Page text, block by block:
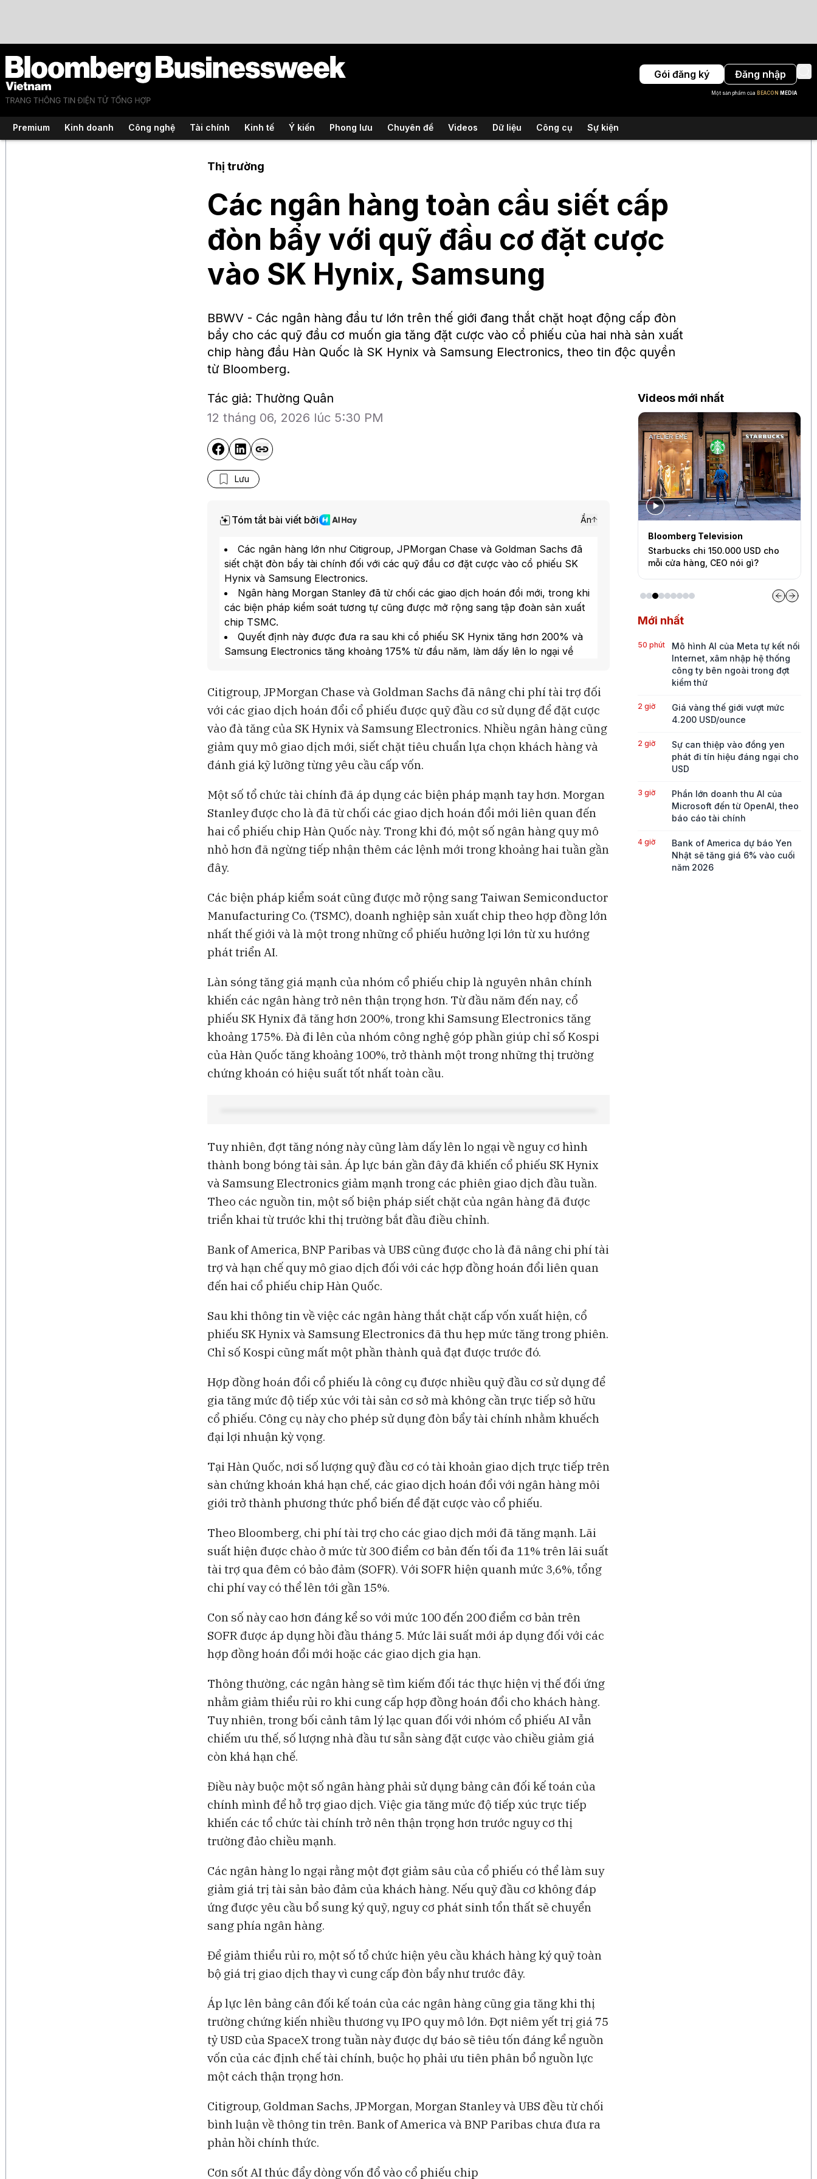
Gói đăng ký Đăng nhập
Một sản phẩm của BEACON MEDIA
Premium Kinh doanh Công nghệ Tài chính Kinh tế Ý kiến Phong lưu Chuyên đề Videos Dữ liệu Công cụ Sự kiện
Thị trường
Các ngân hàng toàn cầu siết cấp
đòn bẩy với quỹ đầu cơ đặt cược
vào SK Hynix, Samsung
BBWV - Các ngân hàng đầu tư lớn trên thế giới đang thắt chặt hoạt động cấp đòn
bẩy cho các quỹ đầu cơ muốn gia tăng đặt cược vào cổ phiếu của hai nhà sản xuất
chip hàng đầu Hàn Quốc là SK Hynix và Samsung Electronics, theo tin độc quyền
từ Bloomberg.
Tác giả: Thường Quân
12 tháng 06, 2026 lúc 5:30 PM
Lưu
Tóm tắt bài viết bởi Ẩn
Các ngân hàng lớn như Citigroup, JPMorgan Chase và Goldman Sachs đã
siết chặt đòn bẩy tài chính đối với các quỹ đầu cơ đặt cược vào cổ phiếu SK
Hynix và Samsung Electronics.
Ngân hàng Morgan Stanley đã từ chối các giao dịch hoán đổi mới, trong khi
các biện pháp kiểm soát tương tự cũng được mở rộng sang tập đoàn sản xuất
chip TSMC.
Quyết định này được đưa ra sau khi cổ phiếu SK Hynix tăng hơn 200% và
Samsung Electronics tăng khoảng 175% từ đầu năm, làm dấy lên lo ngại về
suất SOFR, đẩy tổng chi phí vay của các quỹ đầu cơ lên tới gần 15%.
Ngoài ra, áp lực lên nguồn vốn ngân hàng còn gia tăng do đợt IPO trị giá 75
tỷ USD của SpaceX và sự bùng nổ của các quỹ ETF chuyên biệt về AI.
Citigroup, JPMorgan Chase và Goldman Sachs đã nâng chi phí tài trợ đối
với các giao dịch hoán đổi cổ phiếu được quỹ đầu cơ sử dụng để đặt cược
vào đà tăng của SK Hynix và Samsung Electronics. Nhiều ngân hàng cũng
giảm quy mô giao dịch mới, siết chặt tiêu chuẩn lựa chọn khách hàng và
đánh giá kỹ lưỡng từng yêu cầu cấp vốn.
Một số tổ chức tài chính đã áp dụng các biện pháp mạnh tay hơn. Morgan
Stanley được cho là đã từ chối các giao dịch hoán đổi mới liên quan đến
hai cổ phiếu chip Hàn Quốc này. Trong khi đó, một số ngân hàng quy mô
nhỏ hơn đã ngừng tiếp nhận thêm các lệnh mới trong khoảng hai tuần gần
đây.
Các biện pháp kiểm soát cũng được mở rộng sang Taiwan Semiconductor
Manufacturing Co. (TSMC), doanh nghiệp sản xuất chip theo hợp đồng lớn
nhất thế giới và là một trong những cổ phiếu hưởng lợi lớn từ xu hướng
phát triển AI.
Làn sóng tăng giá mạnh của nhóm cổ phiếu chip là nguyên nhân chính
khiến các ngân hàng trở nên thận trọng hơn. Từ đầu năm đến nay, cổ
phiếu SK Hynix đã tăng hơn 200%, trong khi Samsung Electronics tăng
khoảng 175%. Đà đi lên của nhóm công nghệ góp phần giúp chỉ số Kospi
của Hàn Quốc tăng khoảng 100%, trở thành một trong những thị trường
chứng khoán có hiệu suất tốt nhất toàn cầu.
Tuy nhiên, đợt tăng nóng này cũng làm dấy lên lo ngại về nguy cơ hình
thành bong bóng tài sản. Áp lực bán gần đây đã khiến cổ phiếu SK Hynix
và Samsung Electronics giảm mạnh trong các phiên giao dịch đầu tuần.
Theo các nguồn tin, một số biện pháp siết chặt của ngân hàng đã được
triển khai từ trước khi thị trường bắt đầu điều chỉnh.
Bank of America, BNP Paribas và UBS cũng được cho là đã nâng chi phí tài
trợ và hạn chế quy mô giao dịch đối với các hợp đồng hoán đổi liên quan
đến hai cổ phiếu chip Hàn Quốc.
Sau khi thông tin về việc các ngân hàng thắt chặt cấp vốn xuất hiện, cổ
phiếu SK Hynix và Samsung Electronics đã thu hẹp mức tăng trong phiên.
Chỉ số Kospi cũng mất một phần thành quả đạt được trước đó.
Hợp đồng hoán đổi cổ phiếu là công cụ được nhiều quỹ đầu cơ sử dụng để
gia tăng mức độ tiếp xúc với tài sản cơ sở mà không cần trực tiếp sở hữu
cổ phiếu. Công cụ này cho phép sử dụng đòn bẩy tài chính nhằm khuếch
đại lợi nhuận kỳ vọng.
Tại Hàn Quốc, nơi số lượng quỹ đầu cơ có tài khoản giao dịch trực tiếp trên
sàn chứng khoán khá hạn chế, các giao dịch hoán đổi với ngân hàng môi
giới trở thành phương thức phổ biến để đặt cược vào cổ phiếu.
Theo Bloomberg, chi phí tài trợ cho các giao dịch mới đã tăng mạnh. Lãi
suất hiện được chào ở mức từ 300 điểm cơ bản đến tối đa 11% trên lãi suất
tài trợ qua đêm có bảo đảm (SOFR). Với SOFR hiện quanh mức 3,6%, tổng
chi phí vay có thể lên tới gần 15%.
Con số này cao hơn đáng kể so với mức 100 đến 200 điểm cơ bản trên
SOFR được áp dụng hồi đầu tháng 5. Mức lãi suất mới áp dụng đối với các
hợp đồng hoán đổi mới hoặc các giao dịch gia hạn.
Thông thường, các ngân hàng sẽ tìm kiếm đối tác thực hiện vị thế đối ứng
nhằm giảm thiểu rủi ro khi cung cấp hợp đồng hoán đổi cho khách hàng.
Tuy nhiên, trong bối cảnh tâm lý lạc quan đối với nhóm cổ phiếu AI vẫn
chiếm ưu thế, số lượng nhà đầu tư sẵn sàng đặt cược vào chiều giảm giá
còn khá hạn chế.
Điều này buộc một số ngân hàng phải sử dụng bảng cân đối kế toán của
chính mình để hỗ trợ giao dịch. Việc gia tăng mức độ tiếp xúc trực tiếp
khiến các tổ chức tài chính trở nên thận trọng hơn trước nguy cơ thị
trường đảo chiều mạnh.
Các ngân hàng lo ngại rằng một đợt giảm sâu của cổ phiếu có thể làm suy
giảm giá trị tài sản bảo đảm của khách hàng. Nếu quỹ đầu cơ không đáp
ứng được yêu cầu bổ sung ký quỹ, nguy cơ phát sinh tổn thất sẽ chuyển
sang phía ngân hàng.
Để giảm thiểu rủi ro, một số tổ chức hiện yêu cầu khách hàng ký quỹ toàn
bộ giá trị giao dịch thay vì cung cấp đòn bẩy như trước đây.
Áp lực lên bảng cân đối kế toán của các ngân hàng cũng gia tăng khi thị
trường chứng kiến nhiều thương vụ IPO quy mô lớn. Đợt niêm yết trị giá 75
tỷ USD của SpaceX trong tuần này được dự báo sẽ tiêu tốn đáng kể nguồn
vốn của các định chế tài chính, buộc họ phải ưu tiên phân bổ nguồn lực
một cách thận trọng hơn.
Citigroup, Goldman Sachs, JPMorgan, Morgan Stanley và UBS đều từ chối
bình luận về thông tin trên. Bank of America và BNP Paribas chưa đưa ra
phản hồi chính thức.
Cơn sốt AI thúc đẩy dòng vốn đổ vào cổ phiếu chip
Videos mới nhất
Thị trường chứng khoán nửa cuối
2026: Phân hoá mạnh, rủi ro từ tỉ
giá
AI cần được quản lý đến đâu?
Góc nhìn từ Jason Furman
Bloomberg Television
Starbucks chi 150.000 USD cho
mỗi cửa hàng, CEO nói gì?
Mới nhất
50 phút
Mô hình AI của Meta tự kết nối
Internet, xâm nhập hệ thống
công ty bên ngoài trong đợt
kiểm thử
2 giờ
Giá vàng thế giới vượt mức
4.200 USD/ounce
2 giờ
Sự can thiệp vào đồng yen
phát đi tín hiệu đáng ngại cho
USD
3 giờ
Phần lớn doanh thu AI của
Microsoft đến từ OpenAI, theo
báo cáo tài chính
4 giờ
Bank of America dự báo Yen
Nhật sẽ tăng giá 6% vào cuối
năm 2026